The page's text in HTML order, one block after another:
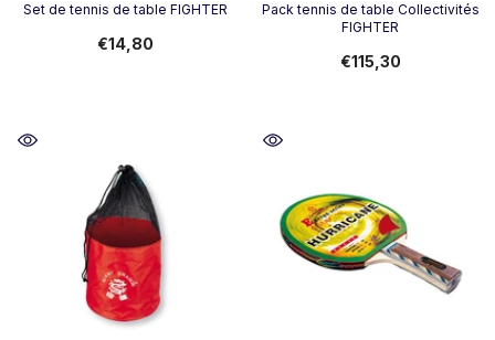
Set de tennis de table FIGHTER
€14,80
Pack tennis de table Collectivités
FIGHTER
€115,30